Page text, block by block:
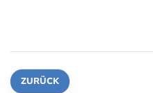
ZURÜCK